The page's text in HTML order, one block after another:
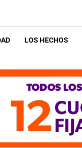
LOS HECHOS